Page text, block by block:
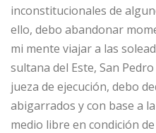
inconstitucionales de
ello, debo abandonar
mi mente viajar a las
sultana del Este, San
jueza de ejecución, debo
abigarrados y con base a
medio libre en condición